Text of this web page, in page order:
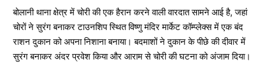
बोलानी थाना क्षेत्र में चोरी की एक हैरान करने वाली वारदात सामने आई है, जहां
चोरों ने सुरंग बनाकर टाउनशिप स्थित विष्णु मंदिर मार्केट कॉम्प्लेक्स में एक बंद
राशन दुकान को अपना निशाना बनाया। बदमाशों ने दुकान के पीछे की दीवार में
सुरंग बनाकर अंदर प्रवेश किया और आराम से चोरी की घटना को अंजाम दिया।